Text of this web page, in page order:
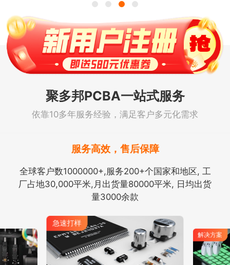
聚多邦PCBA一站式服务
依靠10多年服务经验，满足客户多元化需求
服务高效，售后保障
全球客户数1000000+,服务200+个国家和地区, 工
厂占地30,000平米,月出货量80000平米, 日均出货
量3000余款
急速打样
解决方案